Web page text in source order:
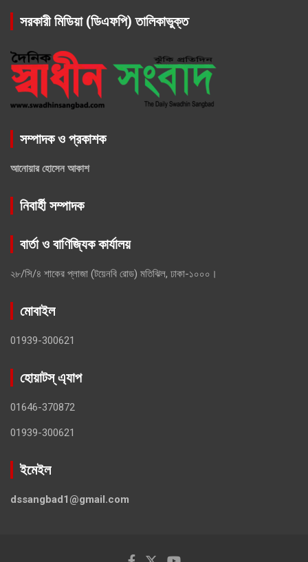
সরকারী মিডিয়া (ডিএফপি) তালিকাভুক্ত
সম্পাদক ও প্রকাশক
আনোয়ার হোসেন আকাশ
নিবার্হী সম্পাদক
বার্তা ও বাণিজ্যিক কার্যালয়
২৮/সি/৪ শাকের প্লাজা (টয়েনবি রোড) মতিঝিল, ঢাকা-১০০০।
মোবাইল
01939-300621
হোয়াটস্ এ্যাপ
01646-370872
01939-300621
ইমেইল
dssangbad1@gmail.com